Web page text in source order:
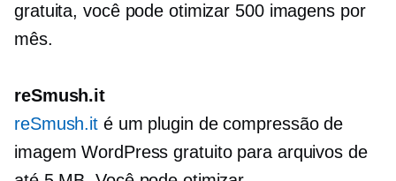
gratuita, você pode otimizar 500 imagens por
mês.
reSmush.it
reSmush.it é um plugin de compressão de
imagem WordPress gratuito para arquivos de